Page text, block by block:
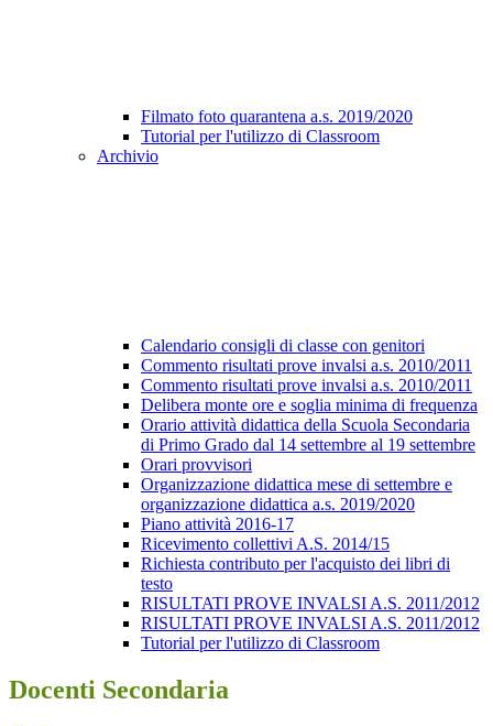
Filmato foto quarantena a.s. 2019/2020
Tutorial per l'utilizzo di Classroom
Archivio
Calendario consigli di classe con genitori
Commento risultati prove invalsi a.s. 2010/2011
Commento risultati prove invalsi a.s. 2010/2011
Delibera monte ore e soglia minima di frequenza
Orario attività didattica della Scuola Secondaria
di Primo Grado dal 14 settembre al 19 settembre
Orari provvisori
Organizzazione didattica mese di settembre e
organizzazione didattica a.s. 2019/2020
Piano attività 2016-17
Ricevimento collettivi A.S. 2014/15
Richiesta contributo per l'acquisto dei libri di
testo
RISULTATI PROVE INVALSI A.S. 2011/2012
RISULTATI PROVE INVALSI A.S. 2011/2012
Tutorial per l'utilizzo di Classroom
Docenti Secondaria